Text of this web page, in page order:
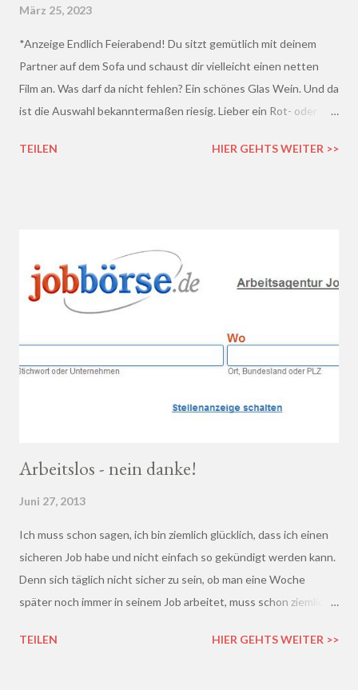
März 25, 2023
*Anzeige Endlich Feierabend! Du sitzt gemütlich mit deinem
Partner auf dem Sofa und schaust dir vielleicht einen netten
Film an. Was darf da nicht fehlen? Ein schönes Glas Wein. Und da
ist die Auswahl bekanntermaßen riesig. Lieber ein Rot- oder
lieblich? Du hast die Qual der Wahl :D Wenn du so wie ich kaum
TEILEN HIER GEHTS WEITER >>
Arbeitslos - nein danke!
Juni 27, 2013
Ich muss schon sagen, ich bin ziemlich glücklich, dass ich einen
sicheren Job habe und nicht einfach so gekündigt werden kann.
Denn sich täglich nicht sicher zu sein, ob man eine Woche
später noch immer in seinem Job arbeitet, muss schon ziemlich
derzeitigen Situation kommt es ja leider gar nicht so wenig vor,
TEILEN HIER GEHTS WEITER >>